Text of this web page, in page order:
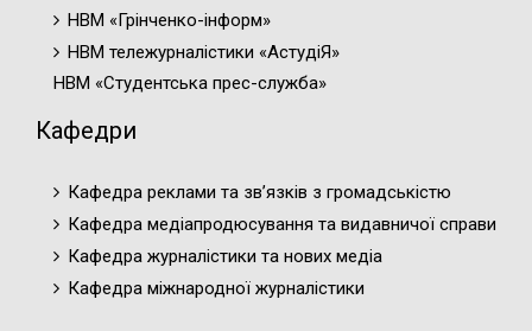
НВМ «Грінченко-інформ»
НВМ тележурналістики «АстудіЯ»
НВМ «Студентська прес-служба»
Кафедри
Кафедра реклами та зв’язків з громадськістю
Кафедра медіапродюсування та видавничої справи
Кафедра журналістики та нових медіа
Кафедра міжнародної журналістики